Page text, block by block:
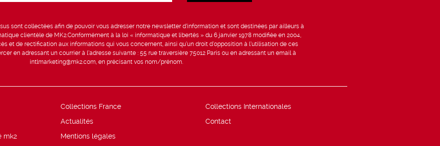
sont collectées afin de pouvoir vous adresser notre newsletter d’information et sont destinées par ailleurs à
clientèle de MK2.Conformément à la loi « informatique et libertés » du 6 janvier 1978 modifiée en 2004,
et de rectification aux informations qui vous concernent, ainsi qu’un droit d’opposition à l’utilisation de ces
en adressant un courrier à l’adresse suivante : 55 rue traversière 75012 Paris ou en adressant un email à
intlmarketing@mk2.com, en précisant vos nom/prénom.
Collections France
Collections Internationales
Actualités
Contact
mk2
Mentions légales